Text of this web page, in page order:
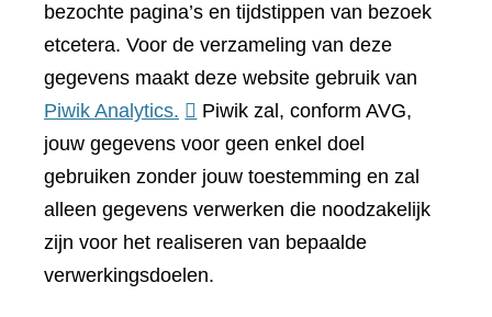
bezochte pagina’s en tijdstippen van bezoek
etcetera. Voor de verzameling van deze
gegevens maakt deze website gebruik van
Piwik Analytics. (verwijst
naar
een
andere
website)
Piwik zal, conform AVG,
jouw gegevens voor geen enkel doel
gebruiken zonder jouw toestemming en zal
alleen gegevens verwerken die noodzakelijk
zijn voor het realiseren van bepaalde
verwerkingsdoelen.